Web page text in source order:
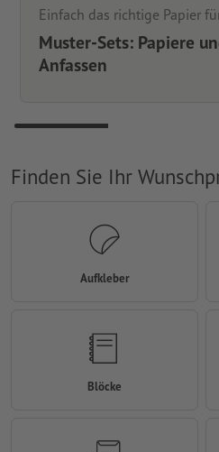
Einfach das richtige Papier
Muster-Sets: Papiere
Anfassen
Finden Sie Ihr
Aufkleber
Blöcke